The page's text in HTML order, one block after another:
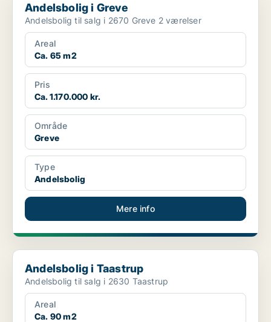
Andelsbolig i Greve
Andelsbolig til salg i 2670 Greve 2 værelser
Areal
Ca. 65 m2
Pris
Ca. 1.170.000 kr.
Område
Greve
Type
Andelsbolig
Mere info
Andelsbolig i Taastrup
Andelsbolig i Taastrup
Andelsbolig til salg i 2630 Taastrup
Areal
Ca. 90 m2